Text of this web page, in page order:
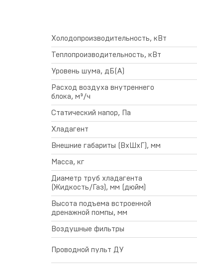
Холодопроизводительность, кВт
Теплопроизводительность, кВт
Уровень шума, дБ(А)
Расход воздуха внутреннего
блока, м³/ч
Статический напор, Па
Хладагент
Внешние габариты (ВхШхГ), мм
Масса, кг
Диаметр труб хладагента
(Жидкость/Газ), мм (дюйм)
Высота подъема встроенной
дренажной помпы, мм
Воздушные фильтры
Проводной пульт ДУ